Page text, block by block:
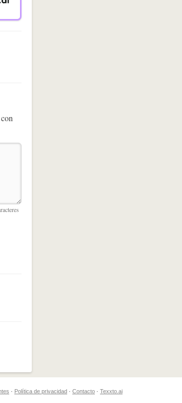
· Política de privacidad · Contacto · Texxto.ai